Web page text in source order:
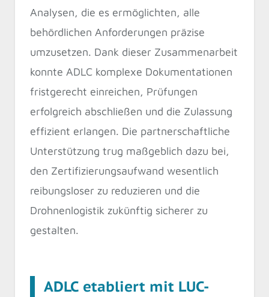
Analysen, die es ermöglichten, alle
behördlichen Anforderungen präzise
umzusetzen. Dank dieser Zusammenarbeit
konnte ADLC komplexe Dokumentationen
fristgerecht einreichen, Prüfungen
erfolgreich abschließen und die Zulassung
effizient erlangen. Die partnerschaftliche
Unterstützung trug maßgeblich dazu bei,
den Zertifizierungsaufwand wesentlich
reibungsloser zu reduzieren und die
Drohnenlogistik zukünftig sicherer zu
gestalten.
ADLC etabliert mit LUC-